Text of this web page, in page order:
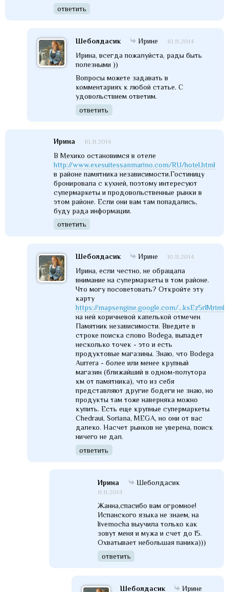
ответить
Шеболдасик Ирине 10.11.2014
Ирина, всегда пожалуйста, рады быть
полезными ))
Вопросы можете задавать в
комментариях к любой статье. С
удовольствием ответим.
ответить
Ирина 10.11.2014
В Мехико остановимся в отеле
http://www.exesuitessanmarino.com/RU/hotel.html
в районе памятника независимости.Гостиницу
бронировала с кухней, поэтому интересуют
супермаркеты и продовольственные рынки в
этом районе. Если они вам там попадались,
буду рада информации.
ответить
Шеболдасик Ирине 10.11.2014
Ирина, если честно, не обращала
внимание на супермаркеты в том районе.
Что могу посоветовать? Откройте эту
карту
https://mapsengine.google.com/...ksEz5rlMrimM
на ней коричневой капелькой отмечен
Памятник независимости. Введите в
строке поиска слово Bodega, выпадет
несколько точек - это и есть
продуктовые магазины. Знаю, что Bodega
Aurrera - более или менее крупный
магазин (ближайший в одном-полутора
км от памятника), что из себя
представляют другие бодеги не знаю, но
продукты там тоже наверняка можно
купить. Есть еще крупные супермаркеты
Chedraui, Soriana, MEGA, но они от вас
далеко. Насчет рынков не уверена, поиск
ничего не дал.
ответить
Ирина Шеболдасик
11.11.2014
Жанна,спасибо вам огромное!
Испанского языка не знаем, на
livemocha выучила только как
зовут меня и мужа и счет до 15.
Охватывает небольшая паника)))
ответить
Шеболдасик Ирине